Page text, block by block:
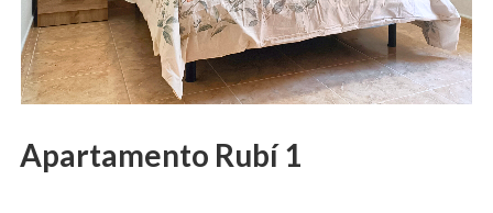
Apartamento Rubí 1